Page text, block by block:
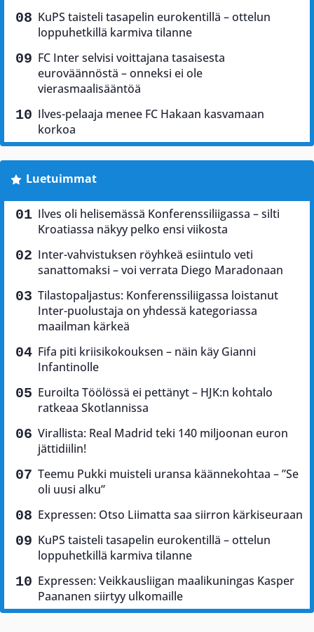
KuPS taisteli tasapelin eurokentillä – ottelun
loppuhetkillä karmiva tilanne
FC Inter selvisi voittajana tasaisesta
euroväännöstä – onneksi ei ole
vierasmaalisääntöä
Ilves-pelaaja menee FC Hakaan kasvamaan
korkoa
Luetuimmat
Ilves oli helisemässä Konferenssiliigassa – silti
Kroatiassa näkyy pelko ensi viikosta
Inter-vahvistuksen röyhkeä esiintulo veti
sanattomaksi – voi verrata Diego Maradonaan
Tilastopaljastus: Konferenssiliigassa loistanut
Inter-puolustaja on yhdessä kategoriassa
maailman kärkeä
Fifa piti kriisikokouksen – näin käy Gianni
Infantinolle
Euroilta Töölössä ei pettänyt – HJK:n kohtalo
ratkeaa Skotlannissa
Virallista: Real Madrid teki 140 miljoonan euron
jättidiilin!
Teemu Pukki muisteli uransa käännekohtaa – ”Se
oli uusi alku”
Expressen: Otso Liimatta saa siirron kärkiseuraan
KuPS taisteli tasapelin eurokentillä – ottelun
loppuhetkillä karmiva tilanne
Expressen: Veikkausliigan maalikuningas Kasper
Paananen siirtyy ulkomaille